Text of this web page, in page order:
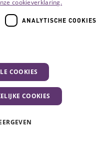
cookieverklaring.
ANALYTISCHE COOKIES
COOKIES
COOKIES